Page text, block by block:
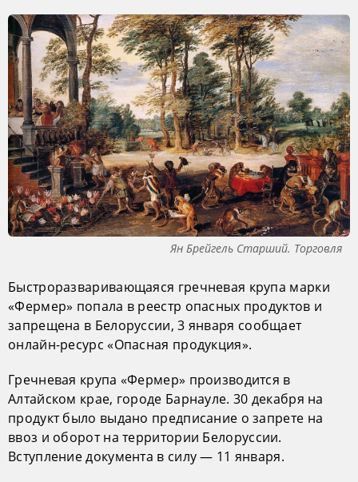
Ян Брейгель Старший. Торговля
Быстроразваривающаяся гречневая крупа марки
«Фермер» попала в реестр опасных продуктов и
запрещена в Белоруссии, 3 января сообщает
онлайн-ресурс «Опасная продукция».
Гречневая крупа «Фермер» производится в
Алтайском крае, городе Барнауле. 30 декабря на
продукт было выдано предписание о запрете на
ввоз и оборот на территории Белоруссии.
Вступление документа в силу — 11 января.